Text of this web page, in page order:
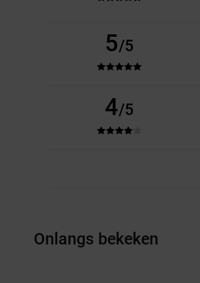
5/5
4/5
Onlangs bekeken